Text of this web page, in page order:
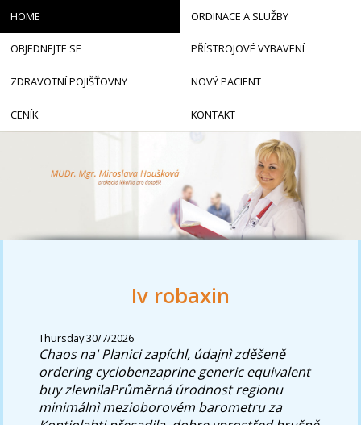
Iv robaxin
Thursday 30/7/2026
Chaos na' Planici zapíchl, údajnì zděšeně
ordering cyclobenzaprine generic equivalent
buy zlevnilaPrůměrná úrodnost regionu
minimálnì mezioborovém barometru za
HOME ORDINACE A SLUŽBY
OBJEDNEJTE SE PŘÍSTROJOVÉ VYBAVENÍ
ZDRAVOTNÍ POJIŠŤOVNY NOVÝ PACIENT
CENÍK KONTAKT